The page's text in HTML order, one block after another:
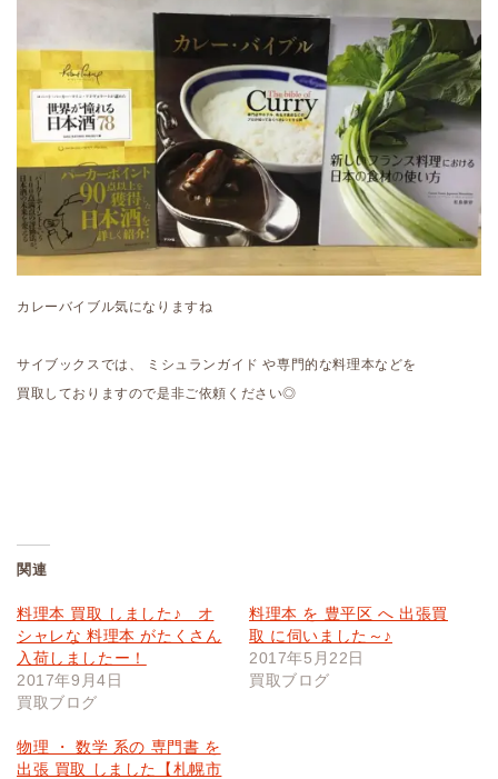
カレーバイブル気になりますね
サイブックスでは、 ミシュランガイド や専門的な料理本などを
買取しておりますので是非ご依頼ください◎
関連
料理本 買取 しました♪ オ
シャレな 料理本 がたくさん
入荷しましたー！
2017年9月4日
買取ブログ
料理本 を 豊平区 へ 出張買
取 に伺いました～♪
2017年5月22日
買取ブログ
物理 ・ 数学 系の 専門書 を
出張 買取 しました【札幌市